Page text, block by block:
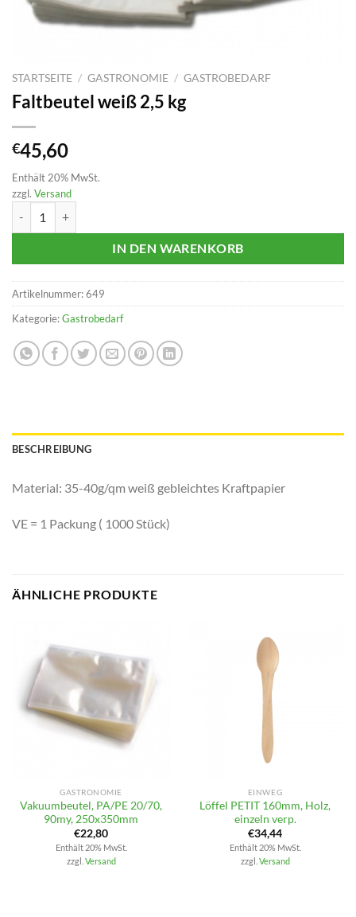
STARTSEITE / GASTRONOMIE / GASTROBEDARF
Faltbeutel weiß 2,5 kg
€45,60
Enthält 20% MwSt.
zzgl. Versand
IN DEN WARENKORB
Artikelnummer:649
Kategorie:Gastrobedarf
BESCHREIBUNG
Material: 35-40g/qm weiß gebleichtes Kraftpapier
VE = 1 Packung ( 1000 Stück)
ÄHNLICHE PRODUKTE
GASTRONOMIE
Vakuumbeutel, PA/PE 20/70,
90my, 250x350mm
€22,80
Enthält 20% MwSt.
zzgl. Versand
EINWEG
Löffel PETIT 160mm, Holz,
einzeln verp.
€34,44
Enthält 20% MwSt.
zzgl. Versand